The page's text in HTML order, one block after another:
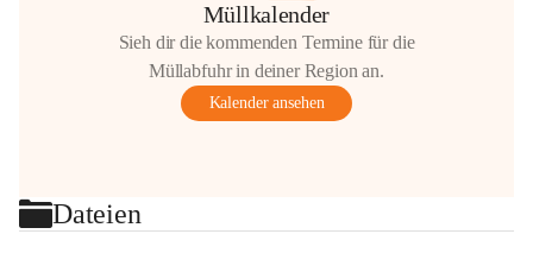
Müllkalender
Sieh dir die kommenden Termine für die
Müllabfuhr in deiner Region an.
Kalender ansehen
Dateien